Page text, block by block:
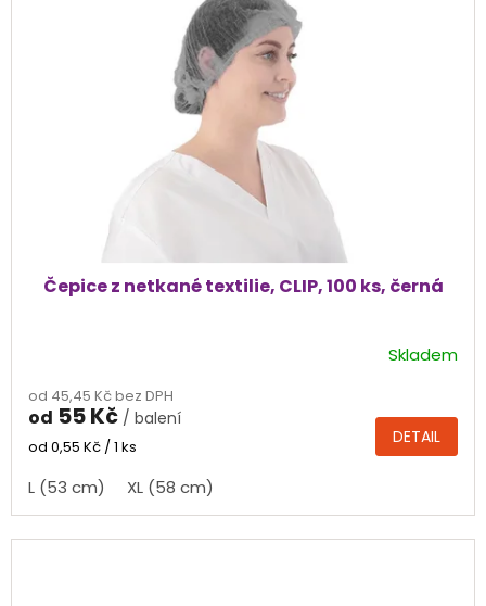
Čepice z netkané textilie, CLIP, 100 ks, černá
produktu
je
5,0
5
hvězdiček.
Skladem
od 45,45 Kč bez DPH
od 55 Kč / balení
Měrná
od 0,55 Kč / 1 ks DETAIL
L (53 cm) XL (58 cm)